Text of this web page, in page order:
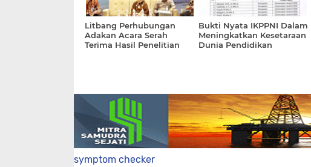
Litbang Perhubungan
Adakan Acara Serah
Terima Hasil Penelitian
Bukti Nyata IKPPNI Dalam
Meningkatkan Kesetaraan
Dunia Pendidikan
symptom checker